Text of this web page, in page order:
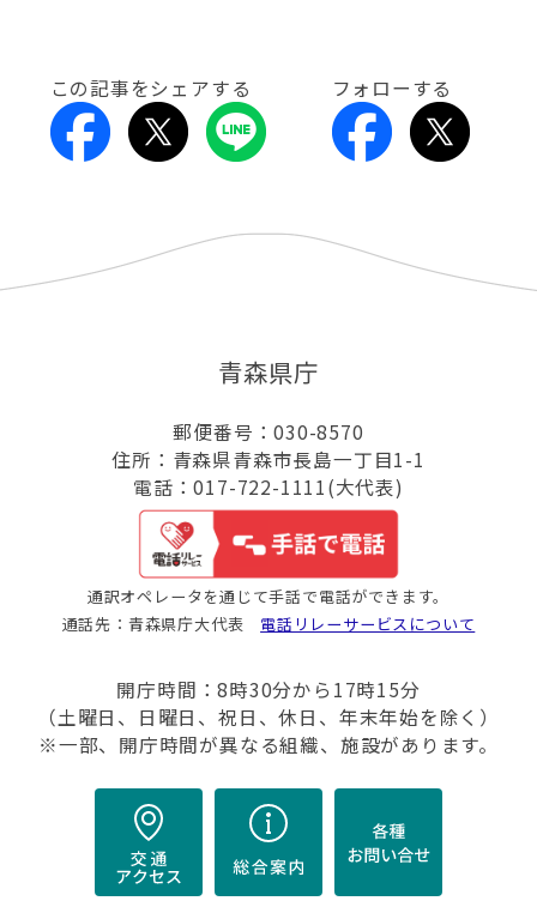
この記事をシェアする フォローする
青森県庁
郵便番号：030-8570
住所：青森県青森市長島一丁目1-1
電話：017-722-1111(大代表)
通訳オペレータを通じて手話で電話ができます。
通話先：青森県庁大代表 電話リレーサービスについて
開庁時間：8時30分から17時15分
（土曜日、日曜日、祝日、休日、年末年始を除く）
※一部、開庁時間が異なる組織、施設があります。